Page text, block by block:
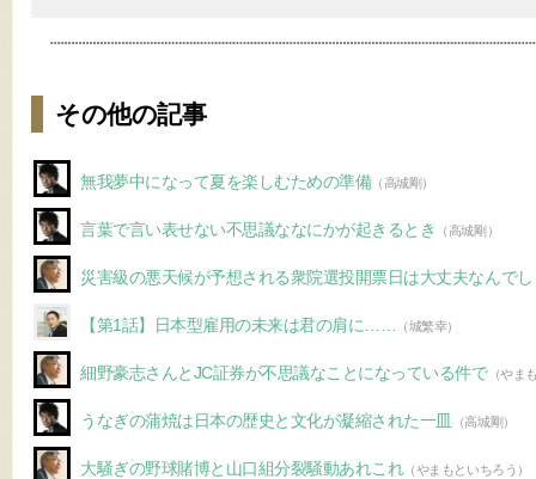
その他の記事
無我夢中になって夏を楽しむための準備（高城剛）
言葉で言い表せない不思議ななにかが起きるとき （高城剛）
災害級の悪天候が予想される衆院選投開票日は大丈夫なんで
【第1話】日本型雇用の未来は君の肩に…… （城繁幸）
細野豪志さんとJC証券が不思議なことになっている件で（やま
うなぎの蒲焼は日本の歴史と文化が凝縮された一皿 （高城剛）
大騒ぎの野球賭博と山口組分裂騒動あれこれ（やまもといちろう）